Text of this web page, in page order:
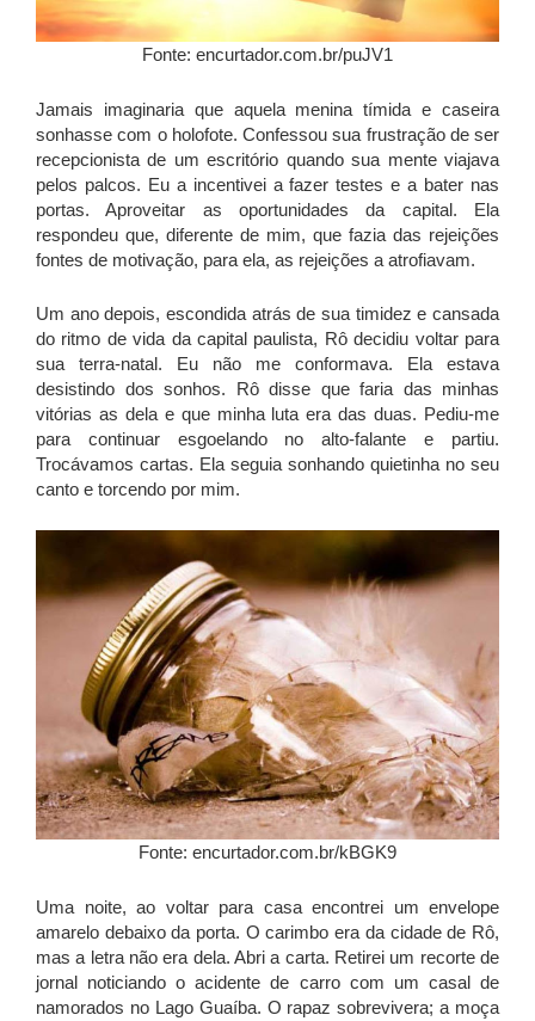
Fonte: encurtador.com.br/puJV1
Jamais imaginaria que aquela menina tímida e caseira
sonhasse com o holofote. Confessou sua frustração de ser
recepcionista de um escritório quando sua mente viajava
pelos palcos. Eu a incentivei a fazer testes e a bater nas
portas. Aproveitar as oportunidades da capital. Ela
respondeu que, diferente de mim, que fazia das rejeições
fontes de motivação, para ela, as rejeições a atrofiavam.
Um ano depois, escondida atrás de sua timidez e cansada
do ritmo de vida da capital paulista, Rô decidiu voltar para
sua terra-natal. Eu não me conformava. Ela estava
desistindo dos sonhos. Rô disse que faria das minhas
vitórias as dela e que minha luta era das duas. Pediu-me
para continuar esgoelando no alto-falante e partiu.
Trocávamos cartas. Ela seguia sonhando quietinha no seu
canto e torcendo por mim.
Fonte: encurtador.com.br/kBGK9
Uma noite, ao voltar para casa encontrei um envelope
amarelo debaixo da porta. O carimbo era da cidade de Rô,
mas a letra não era dela. Abri a carta. Retirei um recorte de
jornal noticiando o acidente de carro com um casal de
namorados no Lago Guaíba. O rapaz sobrevivera; a moça